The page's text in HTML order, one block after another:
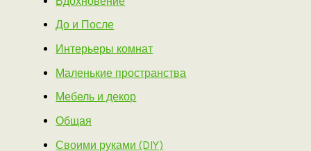
До и После
Интерьеры комнат
Маленькие пространства
Мебель и декор
Общая
Своими руками (DIY)